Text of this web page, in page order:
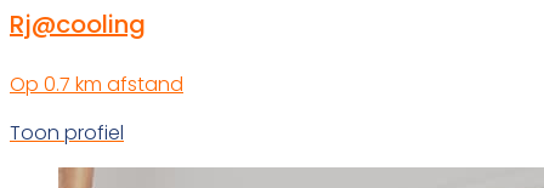
Rj@cooling
Op 0.7 km afstand
Toon profiel